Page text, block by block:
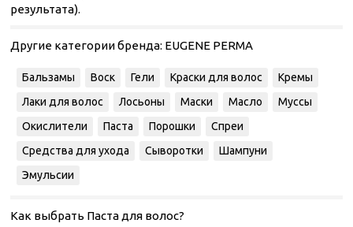
результата).
Другие категории бренда: EUGENE PERMA
Бальзамы Воск Гели Краски для волос
Кремы
Лаки для волос
Лосьоны Маски Масло
Муссы
Окислители
Паста Порошки
Спреи
Средства для ухода
Сыворотки
Шампуни
Эмульсии
Как выбрать Паста для волос?